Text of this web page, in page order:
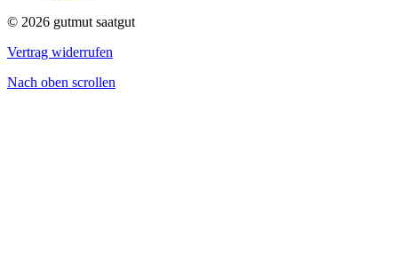
© 2026 gutmut saatgut
Vertrag widerrufen
Nach oben scrollen